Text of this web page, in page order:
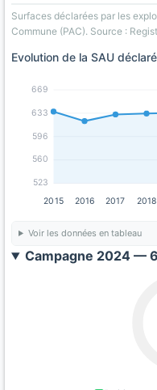
Surfaces déclarées par les
Commune (PAC). Source :
Evolution de la SAU
523
560
596
633
669
2015 2016 2017 2018
Voir les données en tableau
Campagne 2024 —